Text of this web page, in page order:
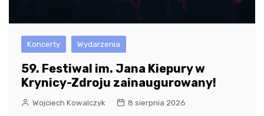
Koncerty Wydarzenia
59. Festiwal im. Jana Kiepury w
Krynicy-Zdroju zainaugurowany!
Wojciech Kowalczyk 8 sierpnia 2026